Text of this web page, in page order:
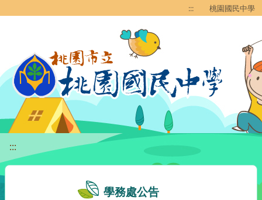
::: 桃園國民中學
:::
學務處公告